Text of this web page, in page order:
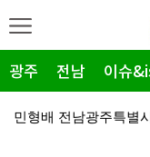
광주 전남 이슈